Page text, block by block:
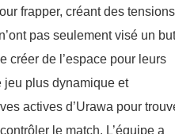
frapper, créant des tensions
pas seulement visé un
créer de l’espace pour leurs
jeu plus dynamique et
actives d’Urawa pour
le match. L’équipe a